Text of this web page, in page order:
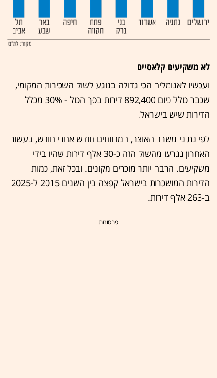
לא משקיעים קלאסיים
ועכשיו לאנומליה הכי גדולה בנוגע לשוק השכירות המקומי,
שכבר כולל כיום 892,400 דירות בסך הכול - 30% מכלל
הדירות שיש בישראל.
לפי נתוני משרד האוצר, המדווחים חודש אחרי חודש, בעשור
האחרון נגרעו מהשוק הזה כ-30 אלף דירות שהיו בידי
משקיעים. הרבה יותר מוכרים מקונים. ובכל זאת, כמות
הדירות המושכרות בישראל קפצה בין השנים 2015 ל-2025
ב-263 אלף דירות.
- פרסומת -